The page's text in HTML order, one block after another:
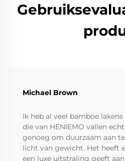
Michael Brown
Ik heb al veel bamboe
die van HENIEMO vallen
genoeg om duurzaam aan
licht van gewicht. Het heeft
een luxe uitstraling geeft